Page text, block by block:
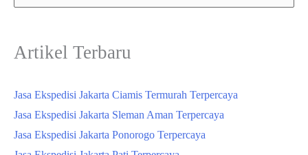
Artikel Terbaru
Jasa Ekspedisi Jakarta Ciamis Termurah Terpercaya
Jasa Ekspedisi Jakarta Sleman Aman Terpercaya
Jasa Ekspedisi Jakarta Ponorogo Terpercaya